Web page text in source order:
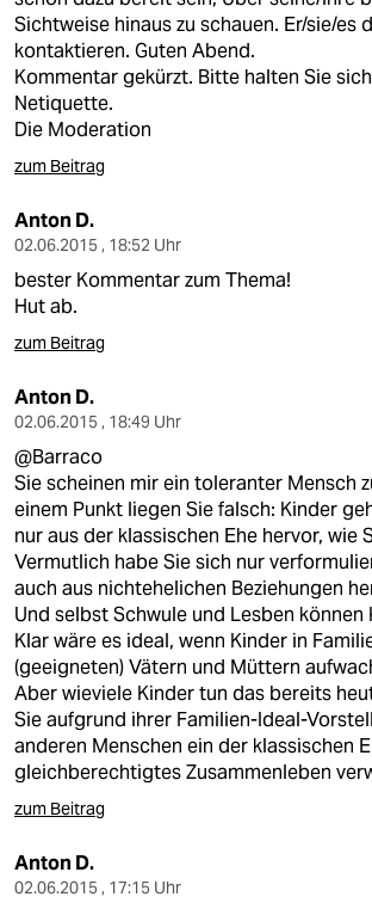
Sichtweise hinaus zu schauen. Er/sie/es
kontaktieren. Guten Abend.
Kommentar gekürzt. Bitte halten Sie
Netiquette.
Die Moderation
zum Beitrag
Anton D.
02.06.2015 , 18:52 Uhr
bester Kommentar zum Thema!
Hut ab.
zum Beitrag
Anton D.
02.06.2015 , 18:49 Uhr
@Barraco
Sie scheinen mir ein toleranter Mensch
einem Punkt liegen Sie falsch: Kinder
nur aus der klassischen Ehe hervor, wie
Vermutlich habe Sie sich nur
auch aus nichtehelichen Beziehungen
Und selbst Schwule und Lesben können
Klar wäre es ideal, wenn Kinder in
(geeigneten) Vätern und Müttern
Aber wieviele Kinder tun das bereits
Sie aufgrund ihrer Familien-Ideal-
anderen Menschen ein der klassischen
gleichberechtigtes Zusammenleben
zum Beitrag
Anton D.
02.06.2015 , 17:15 Uhr